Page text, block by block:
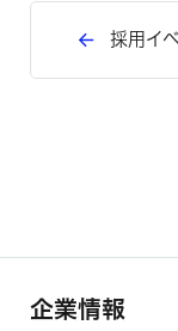
採用イ
企業情報